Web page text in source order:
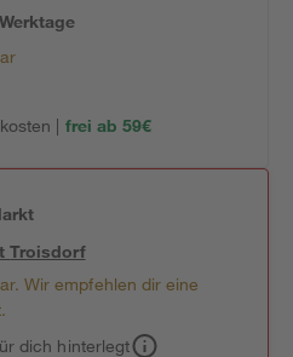
| frei ab 59€
Troisdorf
Wir empfehlen dir eine
dich hinterlegt